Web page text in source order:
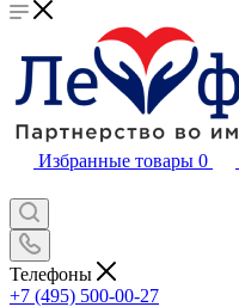
Избранные товары 0
Телефоны
+7 (495) 500-00-27